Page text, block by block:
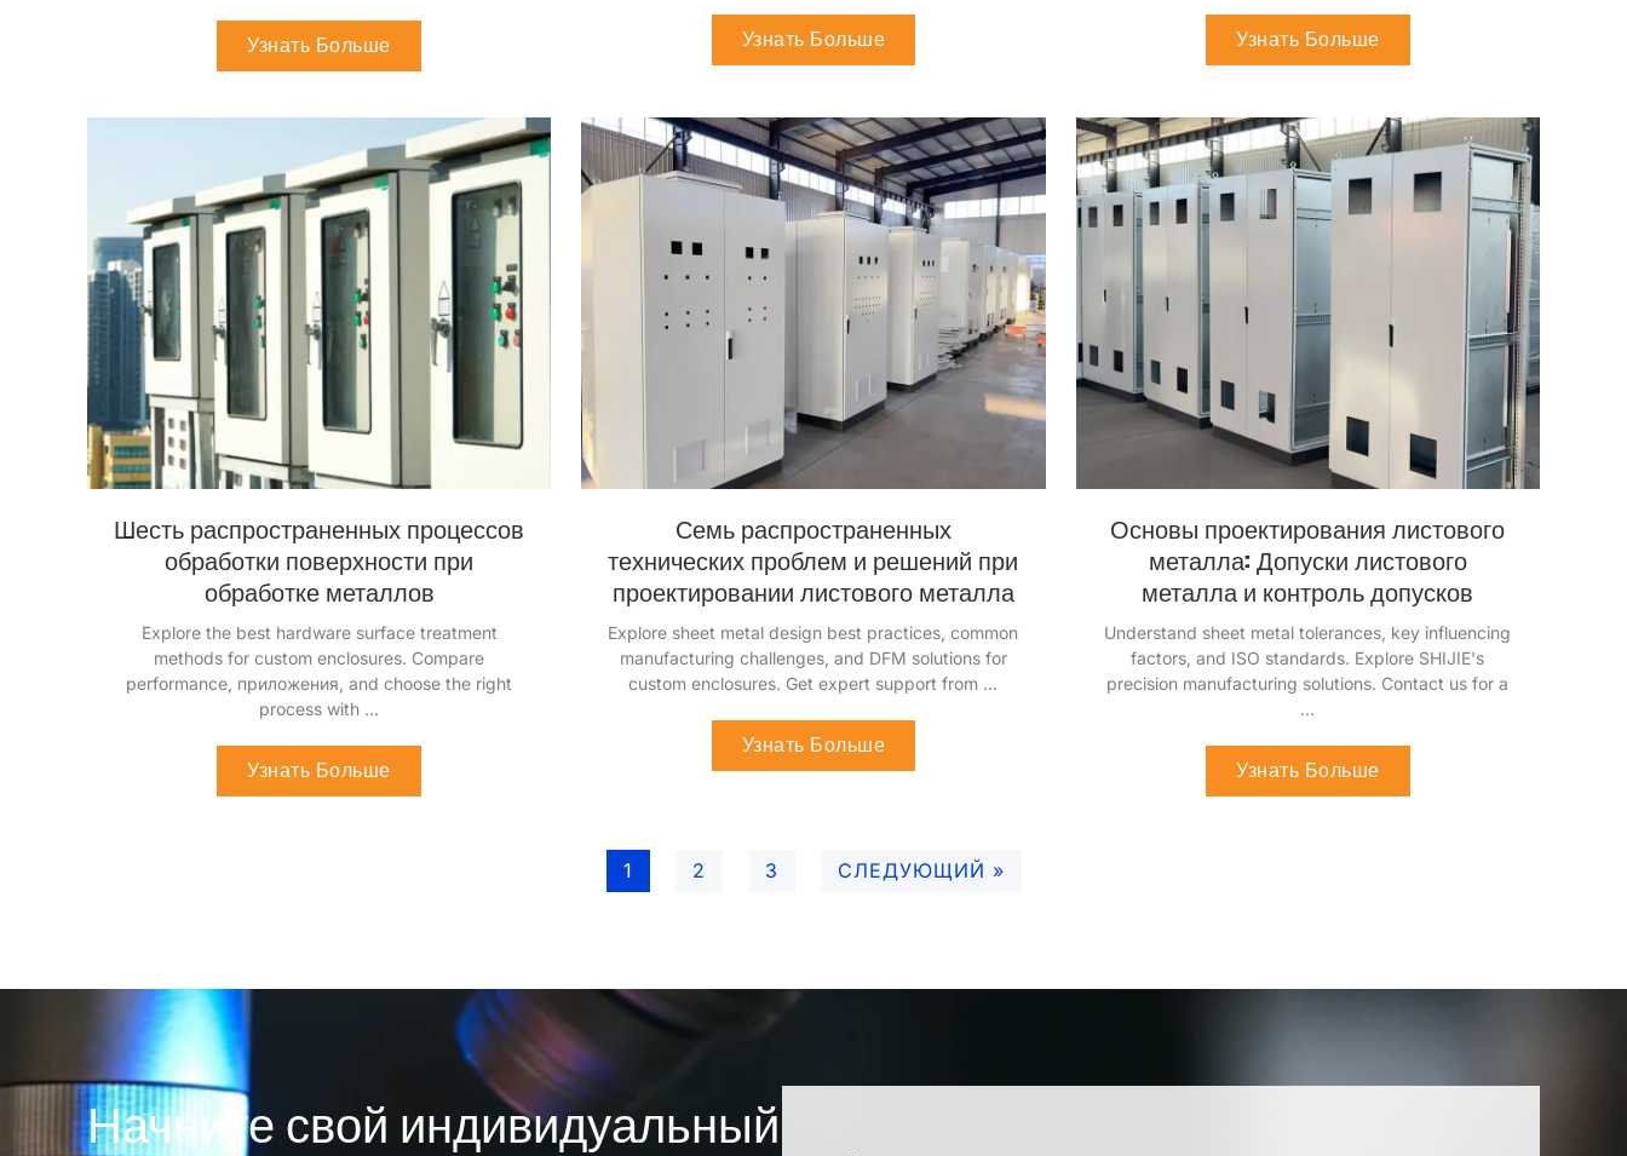
Узнать Больше Узнать Больше
Узнать Больше
Шесть распространенных процессов
обработки поверхности при
обработке металлов
Изучите лучшие методы обработки поверхности
оборудования для нестандартных корпусов..
Сравните производительность
Узнать Больше
Семь распространенных
технических проблем и решений при
проектировании листового металла
Ознакомьтесь с лучшими практиками
проектирования листового металла, общие
для индивидуальных корпусов
Основы проектирования листового
металла: Допуски листового
металла и контроль допусков
Понимание допусков листового металла,
ключевые факторы влияния,и стандарты ИСО.
Ознакомьтесь с решениями точного
Узнать Больше